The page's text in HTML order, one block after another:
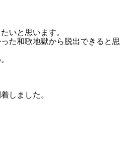
いと思います。
た和歌地獄から脱出できると思
しました。